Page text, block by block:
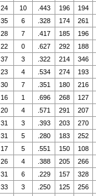
24 10 .443 196 194
35 6 .328 174 261
28 7 .417 185 196
22 0 .627 292 188
37 3 .322 214 346
23 4 .534 274 193
30 7 .351 180 216
16 1 .696 268 127
20 4 .571 291 207
31 3 .393 203 270
31 5 .280 183 252
17 5 .551 150 108
26 4 .388 205 266
31 6 .229 157 328
33 3 .250 125 256